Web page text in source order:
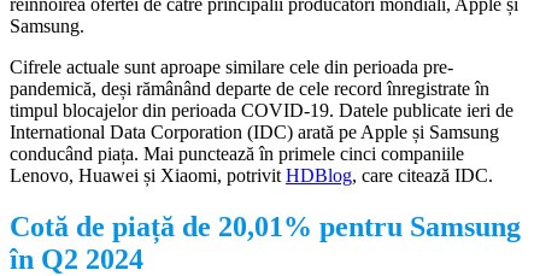
Samsung.
Cifrele actuale sunt aproape similare cele din perioada pre-
pandemică, deși rămânând departe de cele record înregistrate în
timpul blocajelor din perioada COVID-19. Datele publicate ieri de
International Data Corporation (IDC) arată pe Apple și Samsung
conducând piața. Mai punctează în primele cinci companiile
Lenovo, Huawei și Xiaomi, potrivit HDBlog, care citează IDC.
Cotă de piață de 20,01% pentru Samsung
în Q2 2024